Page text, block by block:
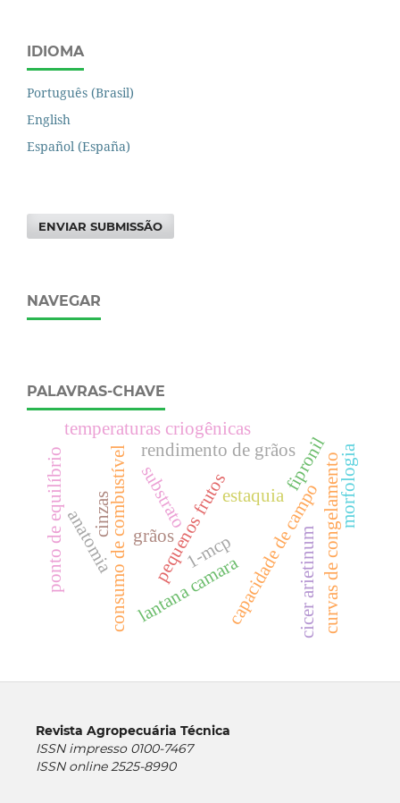
IDIOMA
Português (Brasil)
English
Español (España)
ENVIAR SUBMISSÃO
NAVEGAR
PALAVRAS-CHAVE
pequenos frutos
grãos
estaquia
consumo de combustível capacidade de campocurvas de congelamento
temperaturas criogênicas
substrato
lantana camara cicer arietinum
anatomia
rendimento de grãos
ponto de equilíbrio 1-mcp
morfologia
fipronil
cinzas
Revista Agropecuária Técnica
ISSN impresso 0100-7467
ISSN online 2525-8990